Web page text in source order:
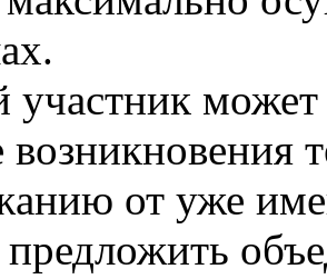
возникновения
от уже